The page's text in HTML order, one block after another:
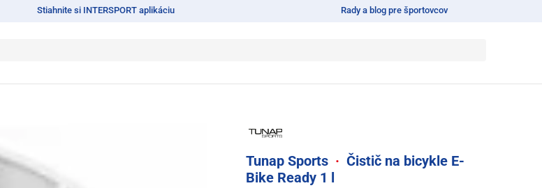
Stiahnite si INTERSPORT aplikáciu Rady a blog pre športovcov
Tunap Sports · Čistič na bicykle E-
Bike Ready 1 l